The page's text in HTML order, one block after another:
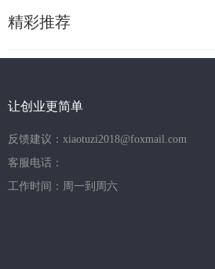
精彩推荐
让创业更简单
反馈建议：xiaotuzi2018@foxmail.com
客服电话：
工作时间：周一到周六